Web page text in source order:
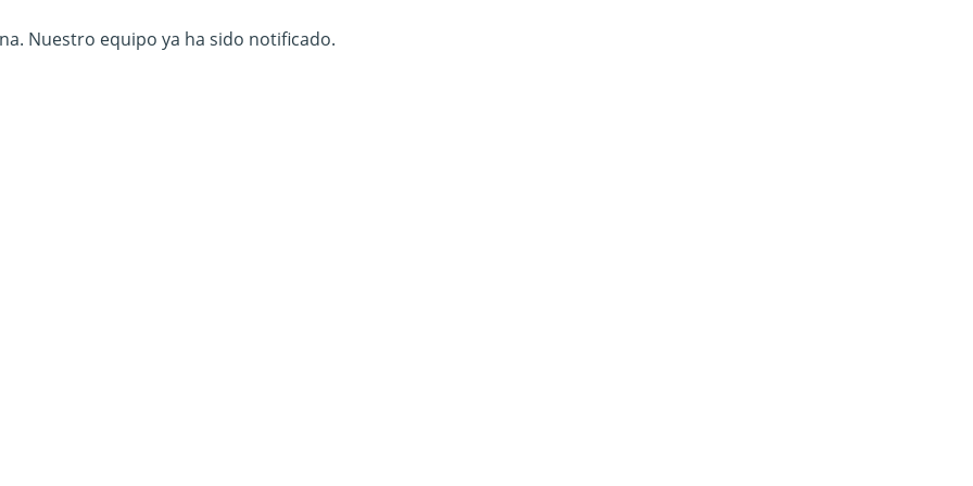
Nuestro equipo ya ha sido notificado.